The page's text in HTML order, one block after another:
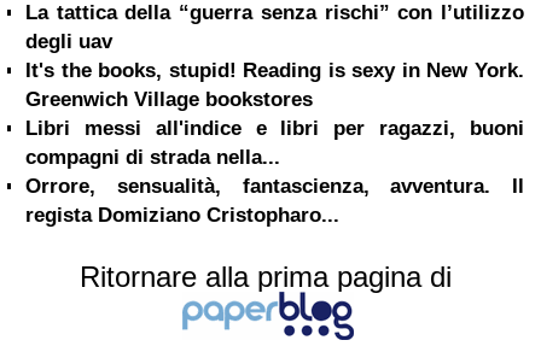
La tattica della “guerra senza rischi” con l’utilizzo
degli uav
It's the books, stupid! Reading is sexy in New York.
Greenwich Village bookstores
Libri messi all'indice e libri per ragazzi, buoni
compagni di strada nella...
Orrore, sensualità, fantascienza, avventura. Il
regista Domiziano Cristopharo...
Ritornare alla prima pagina di